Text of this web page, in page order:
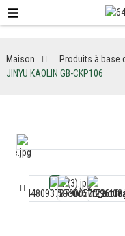
Maison
Produits à base
JINYU KAOLIN GB-CKP106